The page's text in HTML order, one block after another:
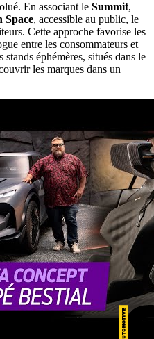
En associant le Summit,
Space, accessible au public, le
Cette approche favorise les
entre les consommateurs et
éphémères, situés dans le
les marques dans un